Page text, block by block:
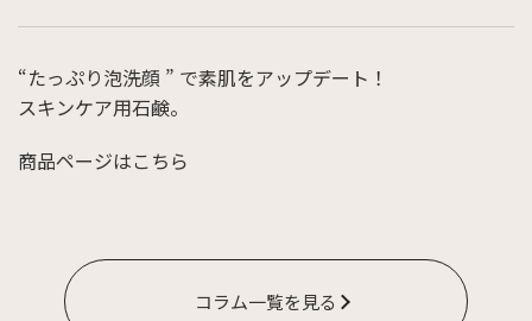
“たっぷり泡洗顔 ” で素肌をアップデート！
スキンケア用石鹸。
商品ページはこちら
コラム一覧を見る